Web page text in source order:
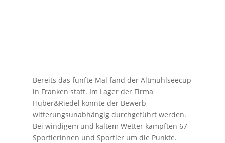
Bereits das fünfte Mal fand der Altmühlseecup
in Franken statt. Im Lager der Firma
Huber&Riedel konnte der Bewerb
witterungsunabhängig durchgeführt werden.
Bei windigem und kaltem Wetter kämpften 67
Sportlerinnen und Sportler um die Punkte.